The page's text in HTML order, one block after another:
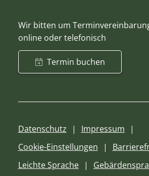
Wir bitten um
online oder telefonisch
Termin buchen
Datenschutz
Impressum
Cookie-Einstellungen
Leichte Sprache